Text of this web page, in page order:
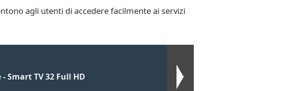
agli utenti di accedere facilmente ai servizi
Smart TV 32 Full HD